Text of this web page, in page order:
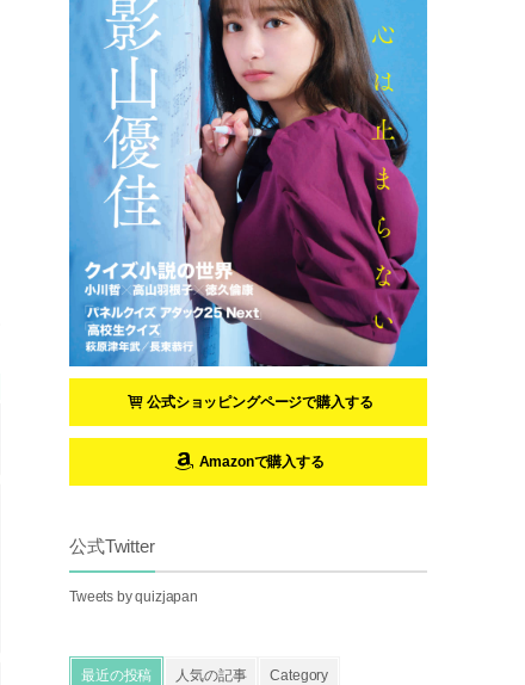
公式ショッピングページで購入する
Amazonで購入する
公式Twitter
Tweets by quizjapan
最近の投稿 人気の記事 Category